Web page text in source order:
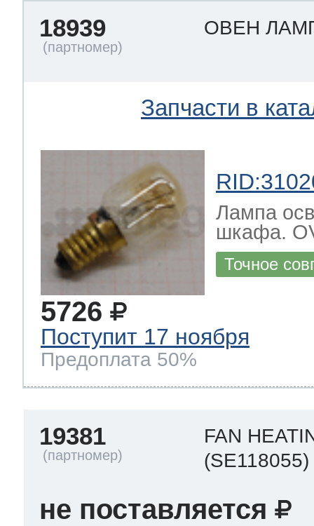
18939 ОВЕН
Запчасти в
Лампа
шкафа.
Точное
5726
Поступит 17 ноября
Предоплата 50%
19381
FAN
(SE118055)
не поставляется